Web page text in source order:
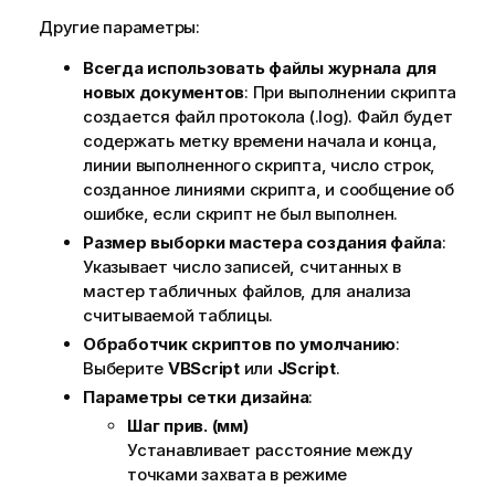
Другие параметры:
Всегда использовать файлы журнала для
новых документов: При выполнении скрипта
создается файл протокола (.log). Файл будет
содержать метку времени начала и конца,
линии выполненного скрипта, число строк,
созданное линиями скрипта, и сообщение об
ошибке, если скрипт не был выполнен.
Размер выборки мастера создания файла:
Указывает число записей, считанных в
мастер табличных файлов, для анализа
считываемой таблицы.
Обработчик скриптов по умолчанию:
Выберите VBScriptили JScript.
Параметры сетки дизайна:
Шаг прив. (мм)
Устанавливает расстояние между
точками захвата в режиме